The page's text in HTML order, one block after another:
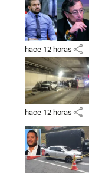
hace 12 horas share
hace 12 horas share